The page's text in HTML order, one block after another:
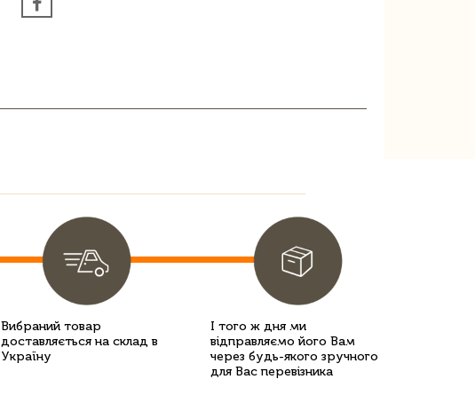
Вибраний товар
доставляється на склад в
Україну
І того ж дня ми
відправляємо його Вам
через будь-якого зручного
для Вас перевізника